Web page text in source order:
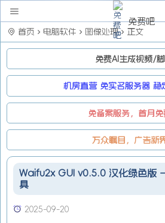
免费吧
首页 电脑软件 图像处理 正文
免费AI生成视频/
机房直营 免实名服务器 稳
免备案服务，首月免
万众瞩目，广告新界
Waifu2x GUI v0.5.0 汉化绿色版
具
2025-09-20